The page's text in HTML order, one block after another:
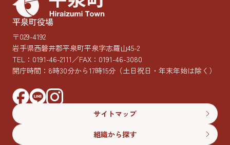
平泉町役場
〒029-4192
岩手県西磐井郡平泉町平泉字志羅山45-2
TEL： 0191-46-2111／FAX：0191-46-3080
開庁時間：8時30分から17時15分 （土日祝日・年末年始は除く）
サイトマップ
組織から探す